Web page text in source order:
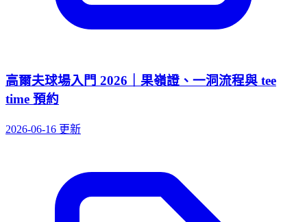
高爾夫球場入門 2026｜果嶺證、一洞流程與 tee
time 預約
2026-06-16 更新